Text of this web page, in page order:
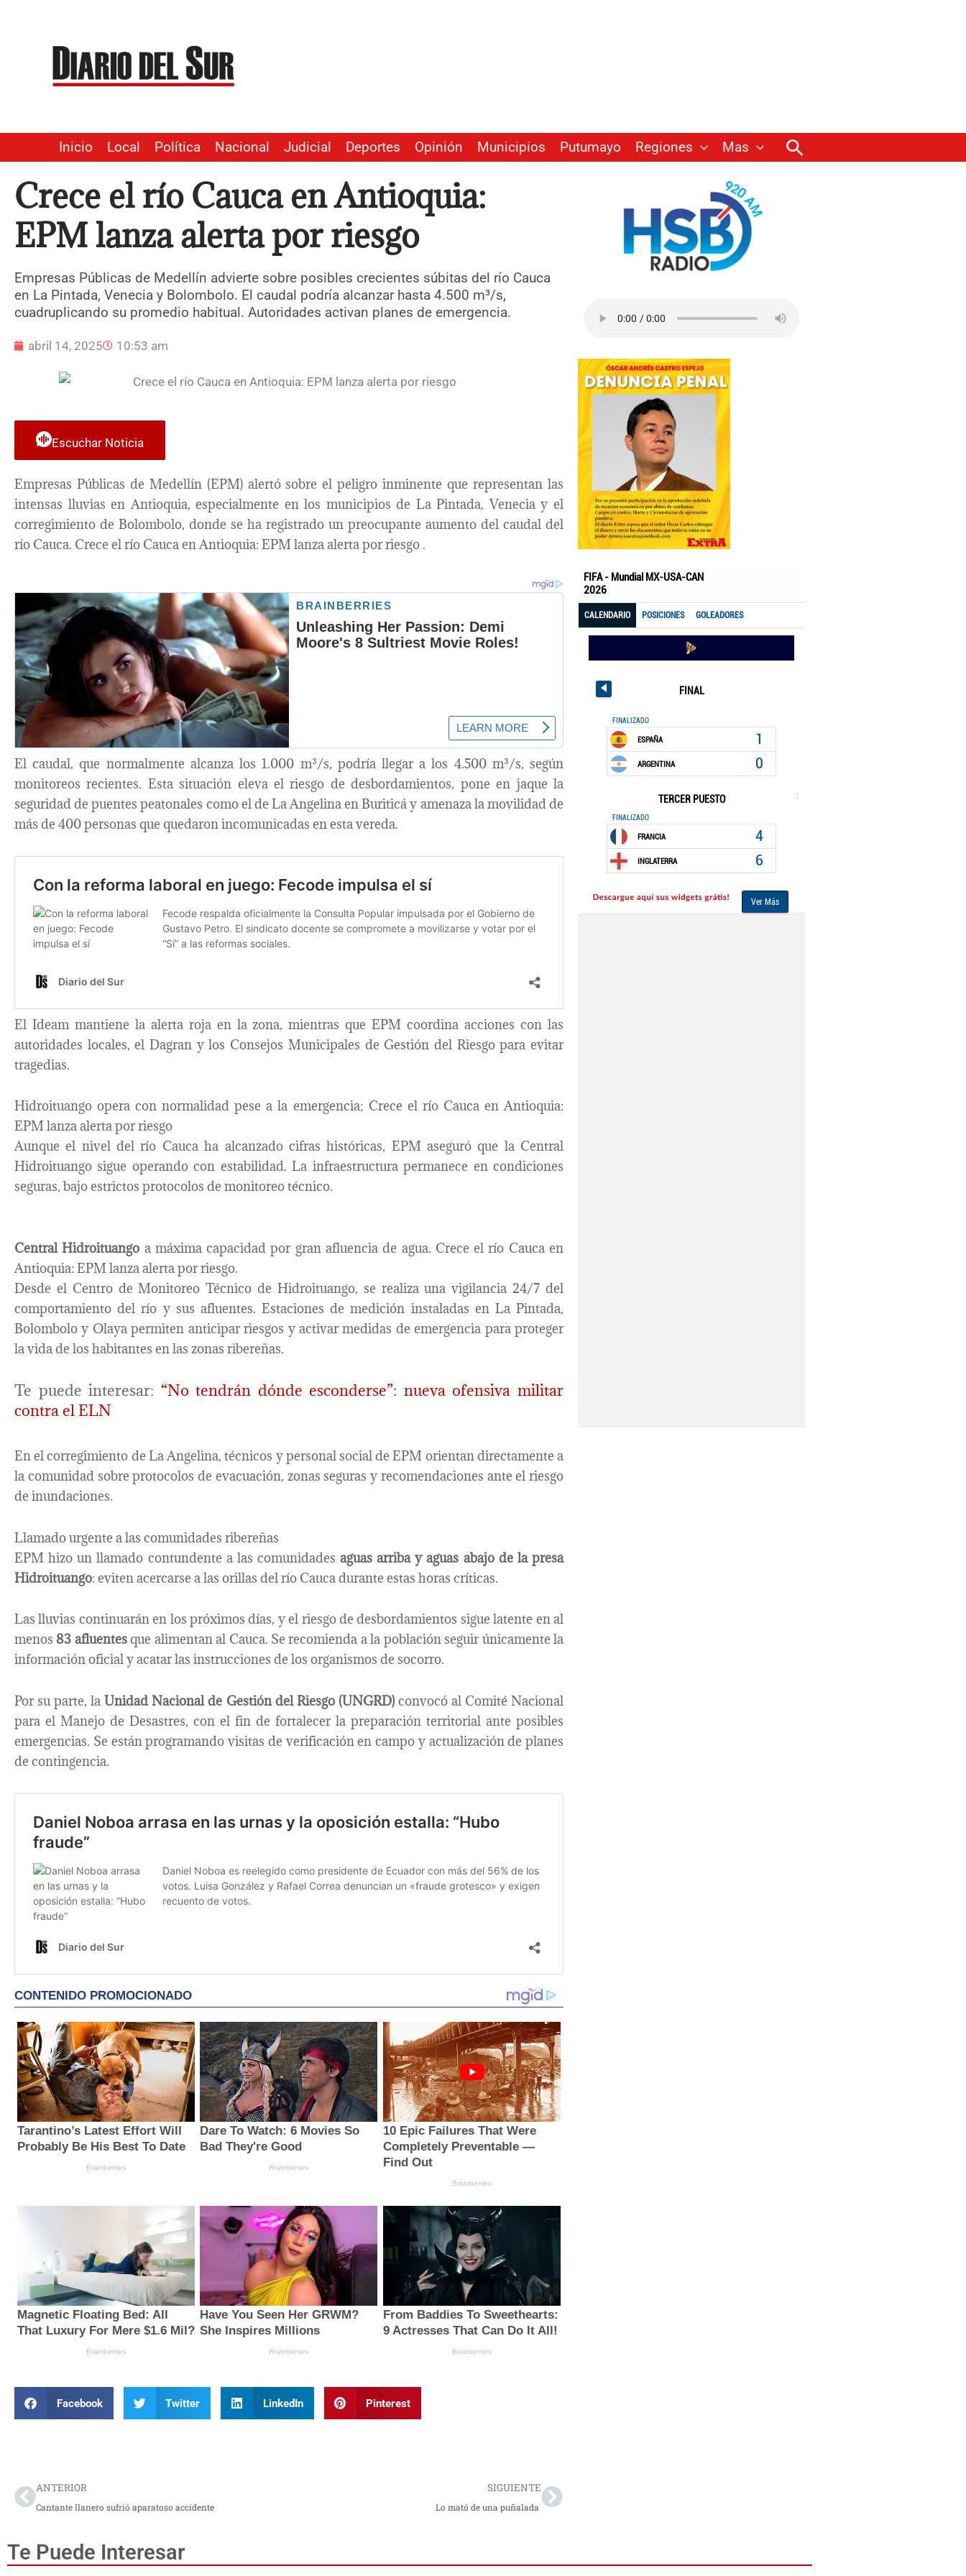
contenido
Inicio Local Política Nacional Judicial Deportes Opinión Municipios Putumayo Regiones Mas Buscar
Crece el río Cauca en Antioquia:
EPM lanza alerta por riesgo
Empresas Públicas de Medellín advierte sobre posibles crecientes súbitas del río Cauca
en La Pintada, Venecia y Bolombolo. El caudal podría alcanzar hasta 4.500 m³/s,
cuadruplicando su promedio habitual. Autoridades activan planes de emergencia.
abril 14, 2025 10:53 am
Escuchar Noticia
Empresas Públicas de Medellín (EPM) alertó sobre el peligro inminente que representan las
intensas lluvias en Antioquia, especialmente en los municipios de La Pintada, Venecia y el
corregimiento de Bolombolo, donde se ha registrado un preocupante aumento del caudal del
río Cauca. Crece el río Cauca en Antioquia: EPM lanza alerta por riesgo .
El caudal, que normalmente alcanza los 1.000 m³/s, podría llegar a los 4.500 m³/s, según
monitoreos recientes. Esta situación eleva el riesgo de desbordamientos, pone en jaque la
seguridad de puentes peatonales como el de La Angelina en Buriticá y amenaza la movilidad de
más de 400 personas que quedaron incomunicadas en esta vereda.
El Ideam mantiene la alerta roja en la zona, mientras que EPM coordina acciones con las
autoridades locales, el Dagran y los Consejos Municipales de Gestión del Riesgo para evitar
tragedias.
Hidroituango opera con normalidad pese a la emergencia; Crece el río Cauca en Antioquia:
EPM lanza alerta por riesgo
Aunque el nivel del río Cauca ha alcanzado cifras históricas, EPM aseguró que la Central
Hidroituango sigue operando con estabilidad. La infraestructura permanece en condiciones
seguras, bajo estrictos protocolos de monitoreo técnico.
Central Hidroituango a máxima capacidad por gran afluencia de agua. Crece el río Cauca en
Antioquia: EPM lanza alerta por riesgo.
Desde el Centro de Monitoreo Técnico de Hidroituango, se realiza una vigilancia 24/7 del
comportamiento del río y sus afluentes. Estaciones de medición instaladas en La Pintada,
Bolombolo y Olaya permiten anticipar riesgos y activar medidas de emergencia para proteger
la vida de los habitantes en las zonas ribereñas.
Te puede interesar: “No tendrán dónde esconderse”: nueva ofensiva militar
contra el ELN
En el corregimiento de La Angelina, técnicos y personal social de EPM orientan directamente a
la comunidad sobre protocolos de evacuación, zonas seguras y recomendaciones ante el riesgo
de inundaciones.
Llamado urgente a las comunidades ribereñas
EPM hizo un llamado contundente a las comunidadesaguas arriba y aguas abajo de la presa
Hidroituango: eviten acercarse a las orillas del río Cauca durante estas horas críticas.
Las lluvias continuarán en los próximos días, y el riesgo de desbordamientos sigue latente en al
menos 83 afluentesque alimentan al Cauca. Se recomienda a la población seguir únicamente la
información oficial y acatar las instrucciones de los organismos de socorro.
Por su parte, laUnidad Nacional de Gestión del Riesgo (UNGRD)convocó al Comité Nacional
para el Manejo de Desastres, con el fin de fortalecer la preparación territorial ante posibles
emergencias. Se están programando visitas de verificación en campo y actualización de planes
de contingencia.
Facebook Twitter LinkedIn Pinterest
ANTERIOR
Cantante llanero sufrió aparatoso accidente
SIGUIENTE
Lo mató de una puñalada
Te Puede Interesar